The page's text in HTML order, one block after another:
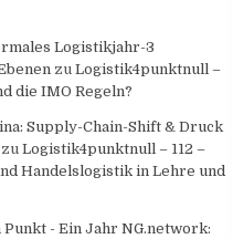
Logistikjahr-3
zu Logistik4punktnull –
die IMO Regeln?
Supply-Chain-Shift & Druck
zu Logistik4punktnull – 112 –
Handelslogistik in Lehre und
- Ein Jahr NG.network: